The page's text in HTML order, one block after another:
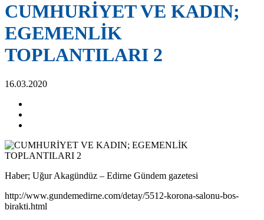
CUMHURİYET VE KADIN;
EGEMENLİK
TOPLANTILARI 2
16.03.2020
Haber; Uğur Akagündüz – Edirne Gündem gazetesi
http://www.gundemedirne.com/detay/5512-korona-salonu-bos-
birakti.html